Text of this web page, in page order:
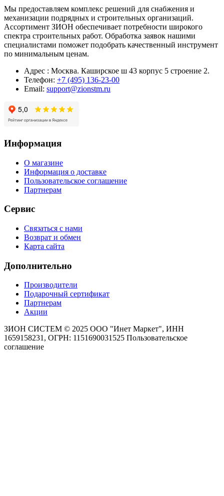
Мы предоставляем комплекс решений для снабжения и
механизации подрядных и строительных организаций.
Ассортимент ЗИОН обеспечивает потребности широкого
спектра строительных работ. Обработка заявок нашими
специалистами поможет подобрать качественный инструмент
по минимальным ценам.
Адрес : Москва. Каширское ш 43 корпус 5 строение 2.
Телефон: +7 (495) 136-23-00
Email: support@zionstm.ru
Информация
О магазине
Информация о доставке
Пользовательское соглашение
Партнерам
Сервис
Связаться с нами
Возврат и обмен
Карта сайта
Дополнительно
Производители
Подарочный сертификат
Партнерам
Акции
ЗИОН СИСТЕМ © 2025 ООО "Инет Маркет", ИНН
1659158231, ОГРН: 1151690031525 Пользовательское
соглашение